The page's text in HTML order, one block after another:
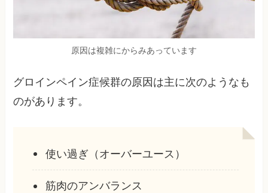
原因は複雑にからみあっています
グロインペイン症候群の原因は主に次のようなも
のがあります。
使い過ぎ（オーバーユース）
筋肉のアンバランス